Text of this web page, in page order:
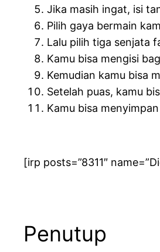
Jika masih ingat, isi
Pilih gaya bermain
Lalu pilih tiga senjata
Kamu bisa mengisi
Kemudian kamu bisa
Setelah puas, kamu
Kamu bisa
[irp posts=”8311″
Penutup